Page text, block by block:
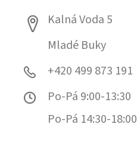
Kalná Voda 5
Mladé Buky
+420 499 873 191
Po-Pá 9:00-13:30
Po-Pá 14:30-18:00